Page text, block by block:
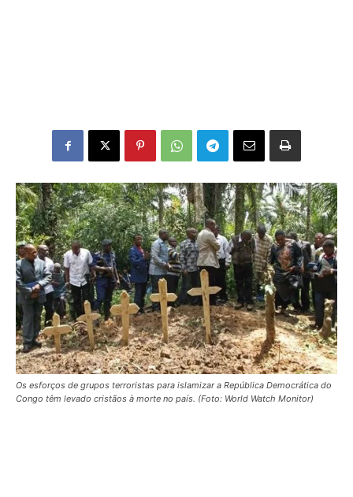
Os esforços de grupos terroristas para islamizar a República Democrática do
Congo têm levado cristãos à morte no país. (Foto: World Watch Monitor)